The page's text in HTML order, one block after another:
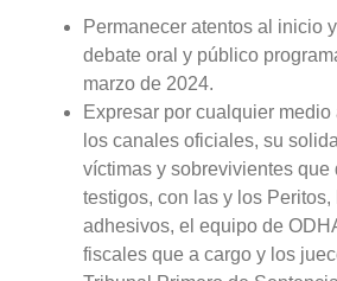
Permanecer atentos al inicio
debate oral y público
marzo de 2024.
Expresar por cualquier
los canales oficiales, su
víctimas y sobrevivientes que
testigos, con las y los
adhesivos, el equipo de
fiscales que a cargo y los